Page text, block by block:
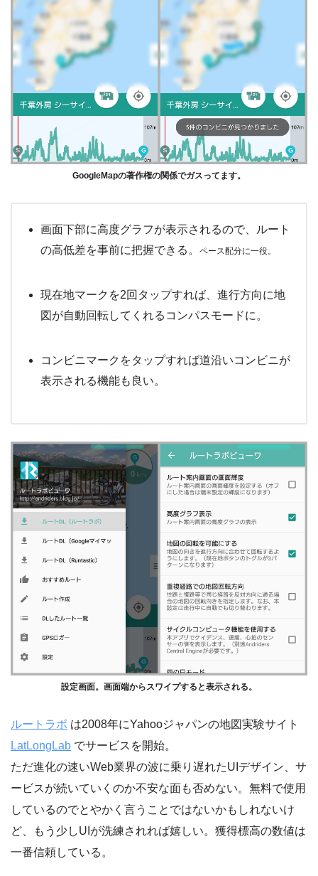
GoogleMapの著作権の関係でガスってます。
画面下部に高度グラフが表示されるので、ルート
の高低差を事前に把握できる。
ペース配分に一役。
現在地マークを2回タップすれば、進行方向に地
図が自動回転してくれるコンパスモードに。
コンビニマークをタップすれば道沿いコンビニが
表示される機能も良い。
設定画面。画面端からスワイプすると表示される。
ルートラボ は2008年にYahooジャパンの地図実験サイト
LatLongLab でサービスを開始。
ただ進化の速いWeb業界の波に乗り遅れたUIデザイン、サ
ービスが続いていくのか不安な面も否めない。無料で使用
しているのでとやかく言うことではないかもしれないけ
ど、もう少しUIが洗練されれば嬉しい。獲得標高の数値は
一番信頼している。